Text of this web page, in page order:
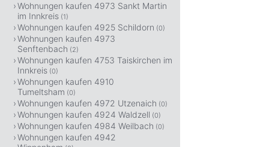
Wohnungen kaufen 4973 Sankt Martin
im Innkreis (1)
Wohnungen kaufen 4925 Schildorn (0)
Wohnungen kaufen 4973
Senftenbach (2)
Wohnungen kaufen 4753 Taiskirchen im
Innkreis (0)
Wohnungen kaufen 4910
Tumeltsham (0)
Wohnungen kaufen 4972 Utzenaich (0)
Wohnungen kaufen 4924 Waldzell (0)
Wohnungen kaufen 4984 Weilbach (0)
Wohnungen kaufen 4942